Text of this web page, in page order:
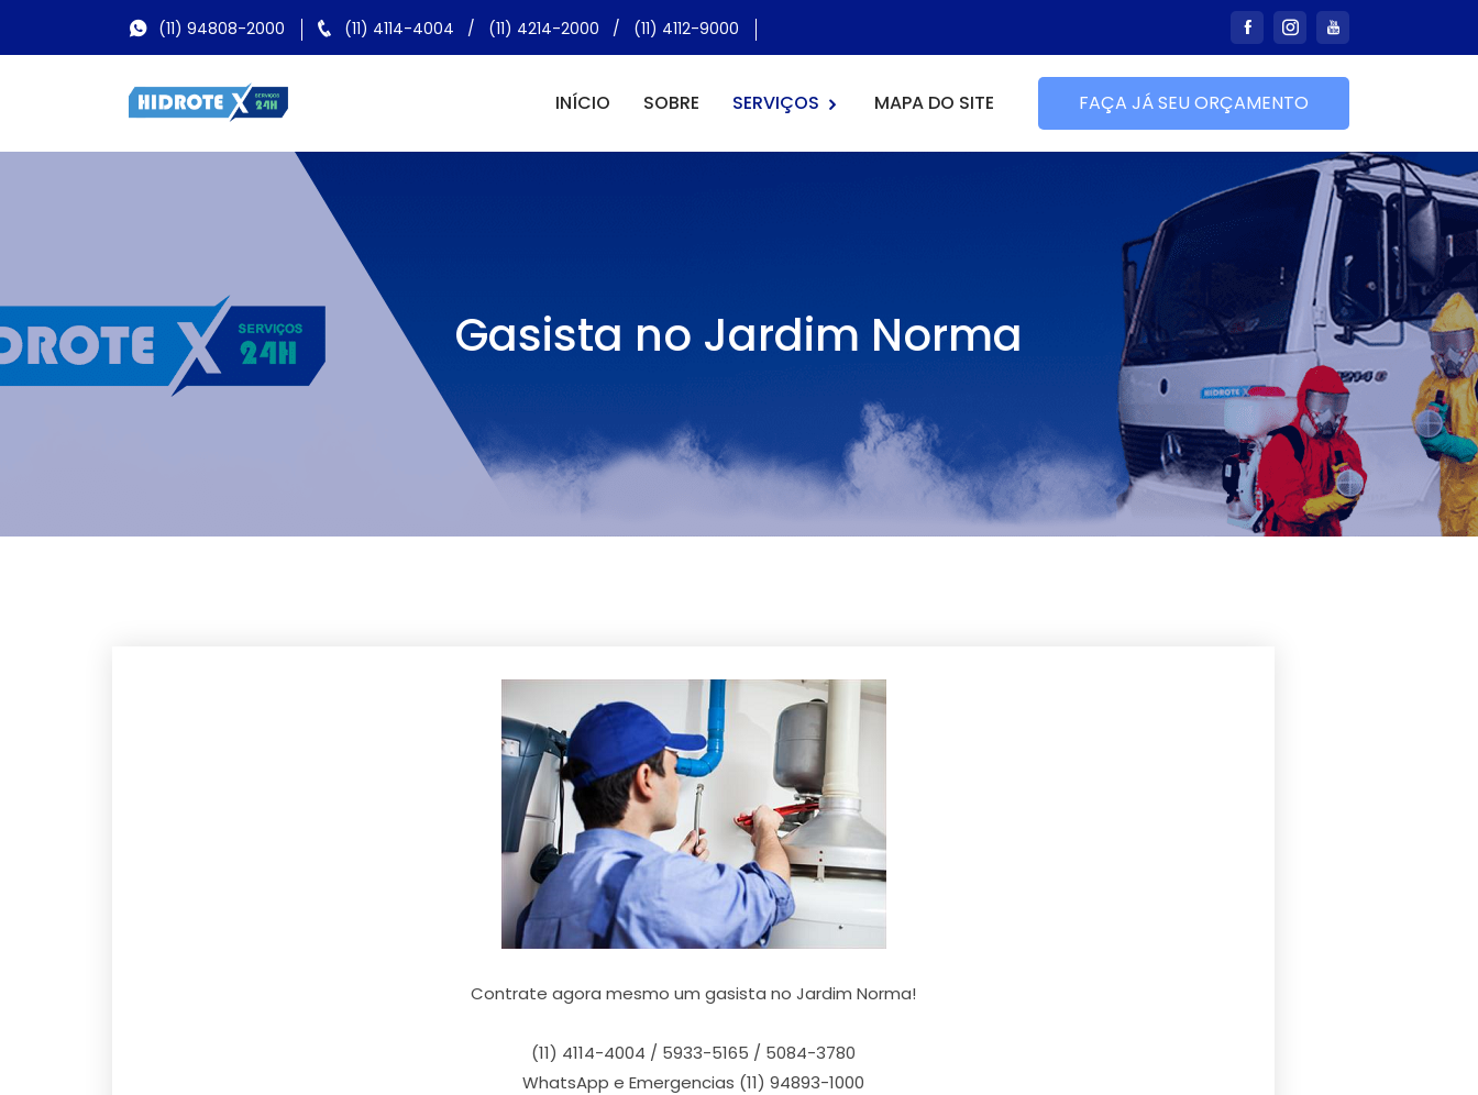
(11) 94808-2000 (11) 4114-4004 / (11) 4214-2000 / (11) 4112-9000
INÍCIO SOBRE SERVIÇOS MAPA DO SITE FAÇA JÁ SEU ORÇAMENTO
Gasista no Jardim Norma
Contrate agora mesmo um gasista no Jardim Norma!
(11) 4114-4004 / 5933-5165 / 5084-3780
WhatsApp e Emergencias (11) 94893-1000